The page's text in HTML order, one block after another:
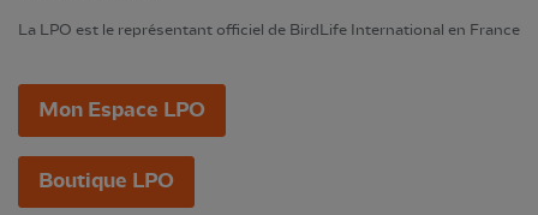
La LPO est le représentant officiel de BirdLife International en France
Mon Espace LPO
Boutique LPO